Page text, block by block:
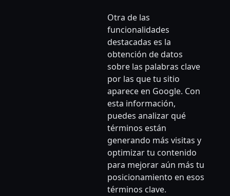
Otra de las
funcionalidades
destacadas es la
obtención de datos
sobre las palabras clave
por las que tu sitio
aparece en Google. Con
esta información,
puedes analizar qué
términos están
generando más visitas y
optimizar tu contenido
para mejorar aún más tu
posicionamiento en esos
términos clave.